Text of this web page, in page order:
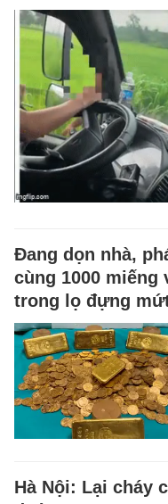
Đang dọn nhà,
cùng 1000 miếng
trong lọ đựng
Hà Nội: Lại cháy